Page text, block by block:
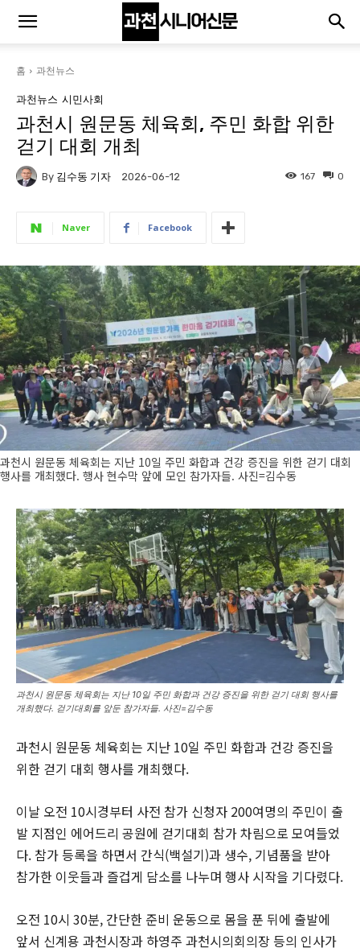
홈 과천뉴스
과천뉴스 시민사회
과천시 원문동 체육회, 주민 화합 위한
걷기 대회 개최
By 김수동 기자 2026-06-12 0
167
Naver Facebook
과천시 원문동 체육회는 지난 10일 주민 화합과 건강 증진을 위한 걷기 대회
행사를 개최했다. 행사 현수막 앞에 모인 참가자들. 사진=김수동
과천시 원문동 체육회는 지난 10일 주민 화합과 건강 증진을 위한 걷기 대회 행사를
개최했다. 걷기대회를 앞둔 참가자들. 사진=김수동
과천시 원문동 체육회는 지난 10일 주민 화합과 건강 증진을
위한 걷기 대회 행사를 개최했다.
이날 오전 10시경부터 사전 참가 신청자 200여명의 주민이 출
발 지점인 에어드리 공원에 걷기대회 참가 차림으로 모여들었
다. 참가 등록을 하면서 간식(백설기)과 생수, 기념품을 받아
참가한 이웃들과 즐겁게 담소를 나누며 행사 시작을 기다렸다.
오전 10시 30분, 간단한 준비 운동으로 몸을 푼 뒤에 출발에
앞서 신계용 과천시장과 하영주 과천시의회의장 등의 인사가